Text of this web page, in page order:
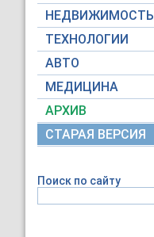
НЕДВИЖИМОСТЬ
ТЕХНОЛОГИИ
АВТО
МЕДИЦИНА
АРХИВ
СТАРАЯ ВЕРСИЯ
Поиск по сайту